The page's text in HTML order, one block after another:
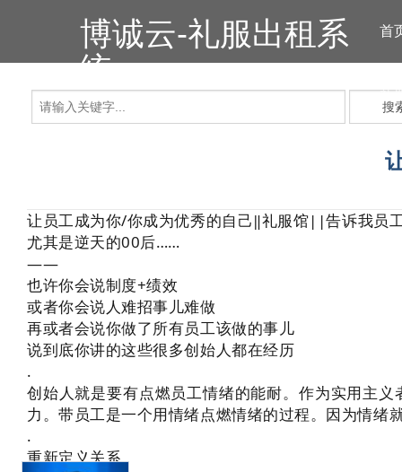
博诚云-礼服出租系
统
首
礼
搜
让员工成为你/你成为优秀的自己‖礼服馆||告诉我员
尤其是逆天的00后……
——
也许你会说制度+绩效
或者你会说人难招事儿难做
再或者会说你做了所有员工该做的事儿
说到底你讲的这些很多创始人都在经历
.
创始人就是要有点燃员工情绪的能耐。作为实用主
力。带员工是一个用情绪点燃情绪的过程。因为情绪
.
重新定义关系